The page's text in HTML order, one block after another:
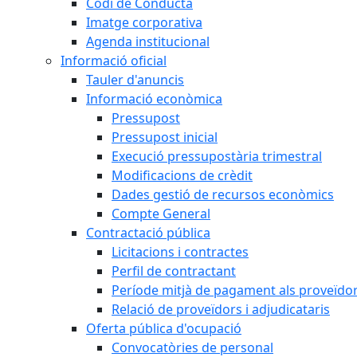
Imatge corporativa
Agenda institucional
Informació oficial
Tauler d'anuncis
Informació econòmica
Pressupost
Pressupost inicial
Execució pressupostària trimestral
Modificacions de crèdit
Dades gestió de recursos econòmics
Compte General
Contractació pública
Licitacions i contractes
Perfil de contractant
Període mitjà de pagament als
Relació de proveïdors i adjudicataris
Oferta pública d'ocupació
Convocatòries de personal